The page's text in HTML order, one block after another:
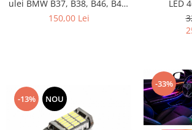
ulei BMW B37, B38, B46, B47,
B48, aluminiu
150,00 Lei
LED
-13% NOU
-33%